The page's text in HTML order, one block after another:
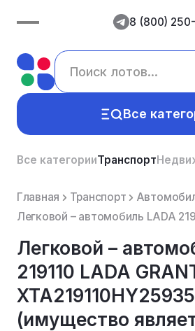
8 (800)
Все
Все категорииТранспорт
Главная Транспорт
Легковой –
219110 LADA
(имущество